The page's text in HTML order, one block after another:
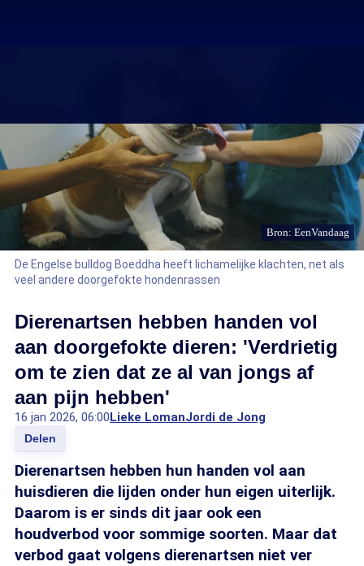
Bron: EenVandaag
De Engelse bulldog Boeddha heeft lichamelijke klachten, net als
veel andere doorgefokte hondenrassen
Dierenartsen hebben handen vol
aan doorgefokte dieren: 'Verdrietig
om te zien dat ze al van jongs af
aan pijn hebben'
16 jan 2026, 06:00Lieke LomanJordi de Jong
Delen
Dierenartsen hebben hun handen vol aan
huisdieren die lijden onder hun eigen uiterlijk.
Daarom is er sinds dit jaar ook een
houdverbod voor sommige soorten. Maar dat
verbod gaat volgens dierenartsen niet ver